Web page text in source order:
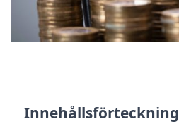
Innehållsförteckning